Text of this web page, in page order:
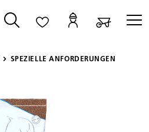
SPEZIELLE ANFORDERUNGEN